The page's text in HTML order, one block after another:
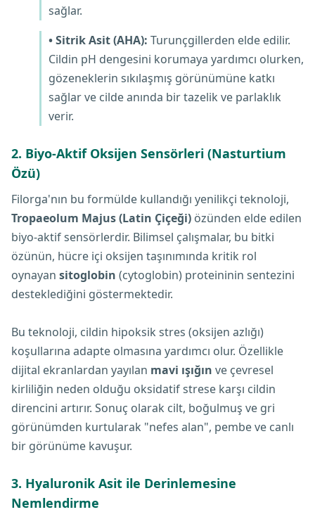
sağlar.
• Sitrik Asit (AHA): Turunçgillerden elde edilir.
Cildin pH dengesini korumaya yardımcı olurken,
gözeneklerin sıkılaşmış görünümüne katkı
sağlar ve cilde anında bir tazelik ve parlaklık
verir.
2. Biyo-Aktif Oksijen Sensörleri (Nasturtium
Özü)
Filorga'nın bu formülde kullandığı yenilikçi teknoloji,
Tropaeolum Majus (Latin Çiçeği) özünden elde edilen
biyo-aktif sensörlerdir. Bilimsel çalışmalar, bu bitki
özünün, hücre içi oksijen taşınımında kritik rol
oynayan sitoglobin (cytoglobin) proteininin sentezini
desteklediğini göstermektedir.
Bu teknoloji, cildin hipoksik stres (oksijen azlığı)
koşullarına adapte olmasına yardımcı olur. Özellikle
dijital ekranlardan yayılan mavi ışığın ve çevresel
kirliliğin neden olduğu oksidatif strese karşı cildin
direncini artırır. Sonuç olarak cilt, boğulmuş ve gri
görünümden kurtularak "nefes alan", pembe ve canlı
bir görünüme kavuşur.
3. Hyaluronik Asit ile Derinlemesine
Nemlendirme